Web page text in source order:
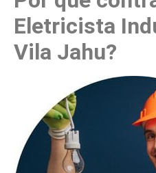
Eletricista
Vila Jahu?